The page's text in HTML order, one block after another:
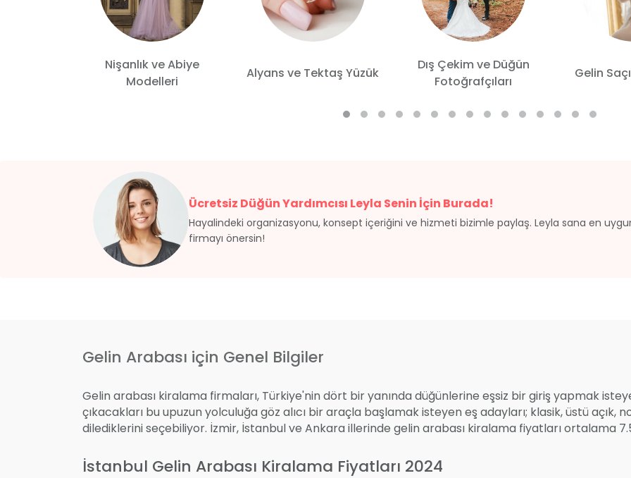
Nişanlık ve Abiye
Modelleri
Alyans ve Tektaş Yüzük
Dış Çekim ve Düğün
Fotoğrafçıları
Gelin
Ücretsiz Düğün Yardımcısı Leyla Senin İçin Burada!
Hayalindeki organizasyonu, konsept içeriğini ve hizmeti bizimle paylaş. Leyla sana en
firmayı önersin!
Gelin Arabası için Genel Bilgiler
Gelin arabası kiralama firmaları, Türkiye'nin dört bir yanında düğünlerine eşsiz bir giriş yapmak
çıkacakları bu upuzun yolculuğa göz alıcı bir araçla başlamak isteyen eş adayları; klasik, üstü açık,
dilediklerini seçebiliyor. İzmir, İstanbul ve Ankara illerinde gelin arabası kiralama fiyatları ortalama
İstanbul Gelin Arabası Kiralama Fiyatları 2024